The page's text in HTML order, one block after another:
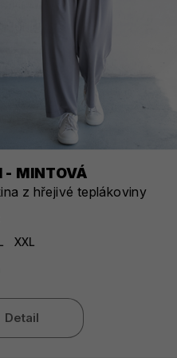
- MINTOVÁ
z hřejivé teplákoviny
XXL
Detail